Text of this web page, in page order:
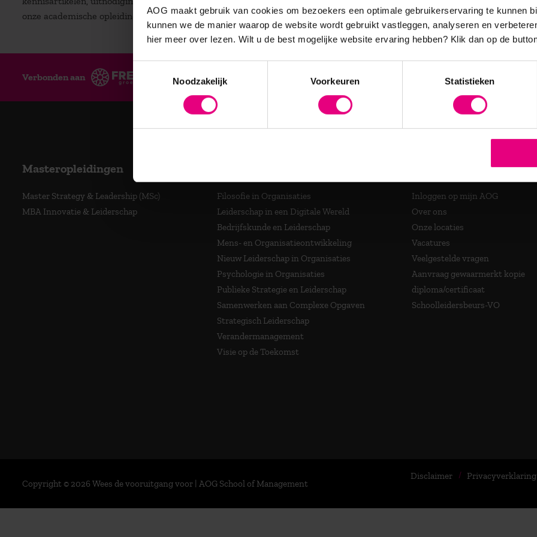
AOG maakt gebruik van cookies om bezoekers een optimale gebruikerservaring te kunnen
kunnen we de manier waarop de website wordt gebruikt vastleggen, analyseren en
hier meer over lezen. Wilt u de best mogelijke website ervaring hebben? Klik dan op de
Noodzakelijk
Voorkeuren Statistieken
onze academische opleidingen.
Verbonden aan Geaccrediteerde opleidingen
Masteropleidingen
Master Strategy & Leadership (MSc)
MBA Innovatie & Leiderschap
Filosofie in Organisaties
Leiderschap in een Digitale Wereld
Bedrijfskunde en Leiderschap
Mens- en Organisatieontwikkeling
Nieuw Leiderschap in Organisaties
Psychologie in Organisaties
Publieke Strategie en Leiderschap
Samenwerken aan Complexe Opgaven
Strategisch Leiderschap
Verandermanagement
Visie op de Toekomst
Inloggen op mijn AOG
Over ons
Onze locaties
Vacatures
Veelgestelde vragen
Aanvraag gewaarmerkt kopie
diploma/certificaat
Schoolleidersbeurs-VO
Copyright © 2026 Wees de vooruitgang voor | AOG School of Management
Disclaimer Privacyverklaring